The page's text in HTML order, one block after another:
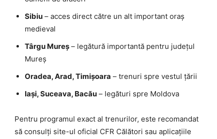
Sibiu – acces direct către un alt important oraș
medieval
Târgu Mureș – legătură importantă pentru județul
Mureș
Oradea, Arad, Timișoara – trenuri spre vestul țării
Iași, Suceava, Bacău – legături spre Moldova
Pentru programul exact al trenurilor, este recomandat
să consulți site-ul oficial CFR Călători sau aplicațiile